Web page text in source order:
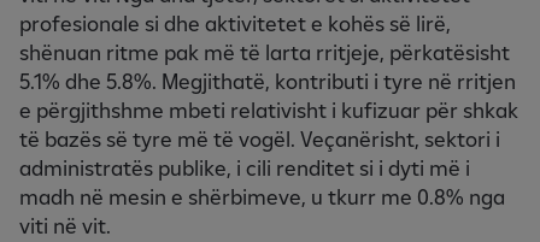
profesionale si dhe aktivitetet e kohës së lirë,
shënuan ritme pak më të larta rritjeje, përkatësisht
5.1% dhe 5.8%. Megjithatë, kontributi i tyre në rritjen
e përgjithshme mbeti relativisht i kufizuar për shkak
të bazës së tyre më të vogël. Veçanërisht, sektori i
administratës publike, i cili renditet si i dyti më i
madh në mesin e shërbimeve, u tkurr me 0.8% nga
viti në vit.